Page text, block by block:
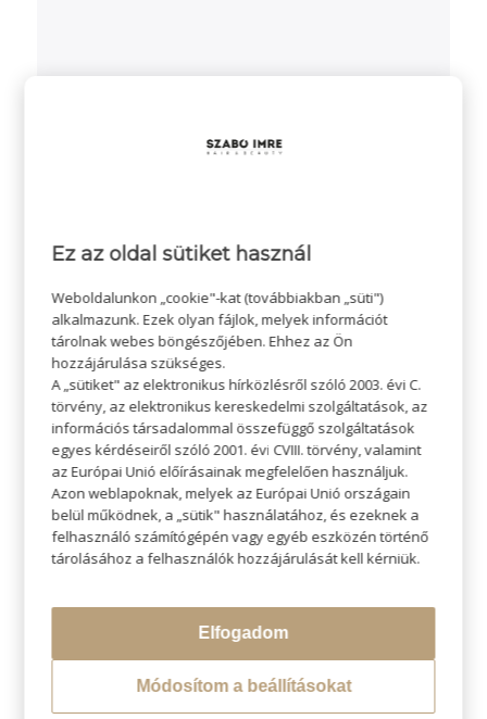
Ez az oldal sütiket használ
Weboldalunkon „cookie"-kat (továbbiakban „süti")
alkalmazunk. Ezek olyan fájlok, melyek információt
tárolnak webes böngészőjében. Ehhez az Ön
hozzájárulása szükséges.
A „sütiket" az elektronikus hírközlésről szóló 2003. évi C.
törvény, az elektronikus kereskedelmi szolgáltatások, az
információs társadalommal összefüggő szolgáltatások
egyes kérdéseiről szóló 2001. évi CVIII. törvény, valamint
az Európai Unió előírásainak megfelelően használjuk.
Azon weblapoknak, melyek az Európai Unió országain
belül működnek, a „sütik" használatához, és ezeknek a
felhasználó számítógépén vagy egyéb eszközén történő
tárolásához a felhasználók hozzájárulását kell kérniük.
Elfogadom
Módosítom a beállításokat